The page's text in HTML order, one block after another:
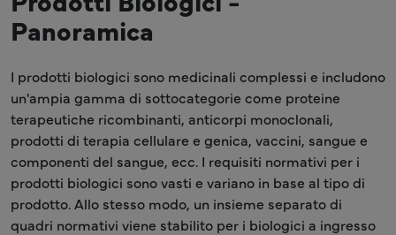
Panoramica
I prodotti biologici sono medicinali complessi e includono
un'ampia gamma di sottocategorie come proteine
terapeutiche ricombinanti, anticorpi monoclonali,
prodotti di terapia cellulare e genica, vaccini, sangue e
componenti del sangue, ecc. I requisiti normativi per i
prodotti biologici sono vasti e variano in base al tipo di
prodotto. Allo stesso modo, un insieme separato di
quadri normativi viene stabilito per i biologici a ingresso